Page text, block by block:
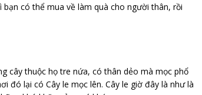
có thể mua về làm quà cho người thân, rồi
cây thuộc họ tre nứa, có thân dẻo mà mọc phổ
đó lại có Cây le mọc lên. Cây le giờ đây là như là